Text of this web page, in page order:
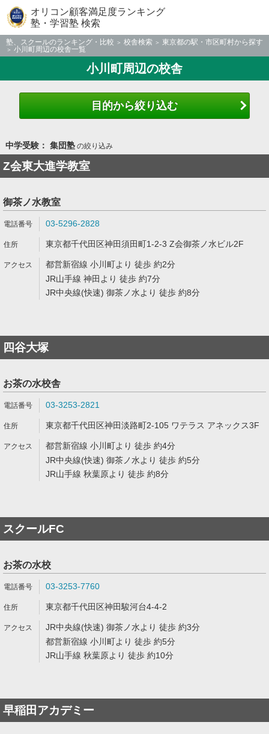
オリコン顧客満足度ランキング
塾・学習塾 検索
塾、スクールのランキング・比較 校舎検索
東京都の駅・市区町村から探す
小川町周辺の校舎一覧
小川町周辺の校舎
目的から絞り込む
中学受験： 集団塾の絞り込み
Z会東大進学教室
御茶ノ水教室
03-5296-2828
東京都千代田区神田須田町1-2-3 Z会御茶ノ水ビル2F
都営新宿線 小川町より 徒歩 約2分
JR山手線 神田より 徒歩 約7分
JR中央線(快速) 御茶ノ水より 徒歩 約8分
四谷大塚
お茶の水校舎
03-3253-2821
東京都千代田区神田淡路町2-105 ワテラス アネックス3F
都営新宿線 小川町より 徒歩 約4分
JR中央線(快速) 御茶ノ水より 徒歩 約5分
JR山手線 秋葉原より 徒歩 約8分
スクールFC
お茶の水校
03-3253-7760
東京都千代田区神田駿河台4-4-2
JR中央線(快速) 御茶ノ水より 徒歩 約3分
都営新宿線 小川町より 徒歩 約5分
JR山手線 秋葉原より 徒歩 約10分
早稲田アカデミー